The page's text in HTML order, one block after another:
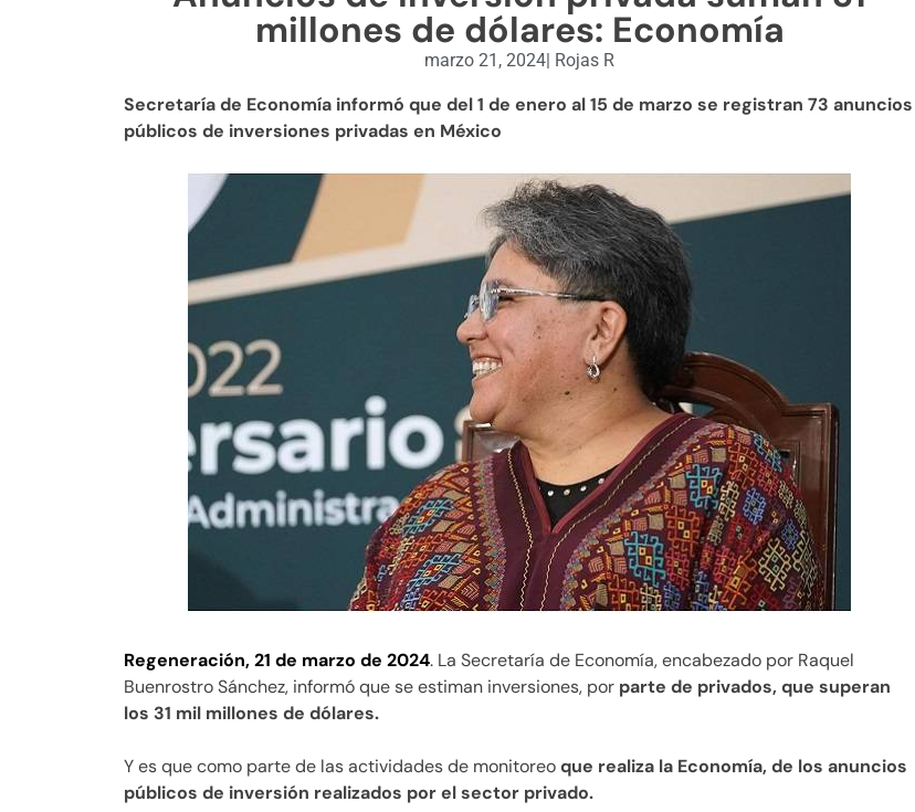
millones de dólares: Economía
marzo 21, 2024 Rojas R
Secretaría de Economía informó que del 1 de enero al 15 de marzo se registran 73 anuncios
públicos de inversiones privadas en México
Regeneración, 21 de marzo de 2024. La Secretaría de Economía, encabezado por Raquel
Buenrostro Sánchez, informó que se estiman inversiones, por parte de privados, que superan
los 31 mil millones de dólares.
Y es que como parte de las actividades de monitoreoque realiza la Economía, de los anuncios
públicos de inversión realizados por el sector privado.